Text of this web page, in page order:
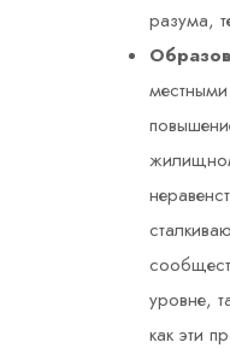
разума,
уровне,
как эти